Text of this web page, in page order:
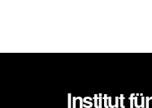
Institut